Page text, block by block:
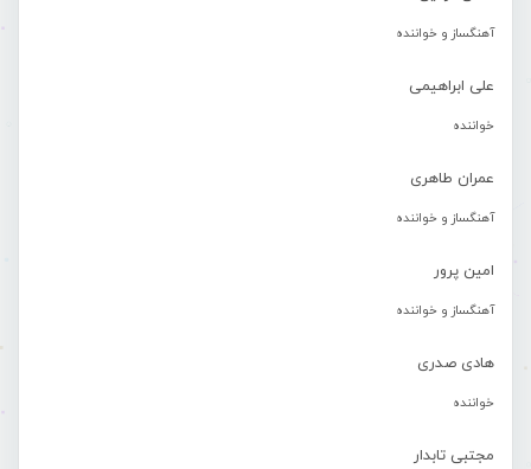
آهنگساز و خواننده
علی ابراهیمی
خواننده
عمران طاهری
آهنگساز و خواننده
امین پرور
آهنگساز و خواننده
هادی صدری
خواننده
مجتبی تابدار